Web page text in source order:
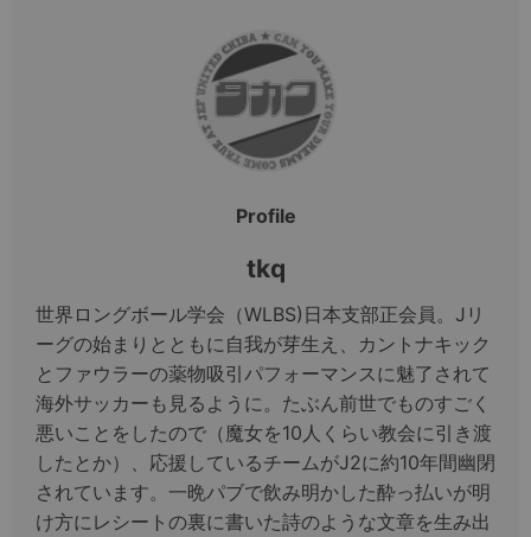
Profile
tkq
世界ロングボール学会（WLBS)日本支部正会員。Jリ
ーグの始まりとともに自我が芽生え、カントナキック
とファウラーの薬物吸引パフォーマンスに魅了されて
海外サッカーも見るように。たぶん前世でものすごく
悪いことをしたので（魔女を10人くらい教会に引き渡
したとか）、応援しているチームがJ2に約10年間幽閉
されています。一晩パブで飲み明かした酔っ払いが明
け方にレシートの裏に書いた詩のような文章を生み出